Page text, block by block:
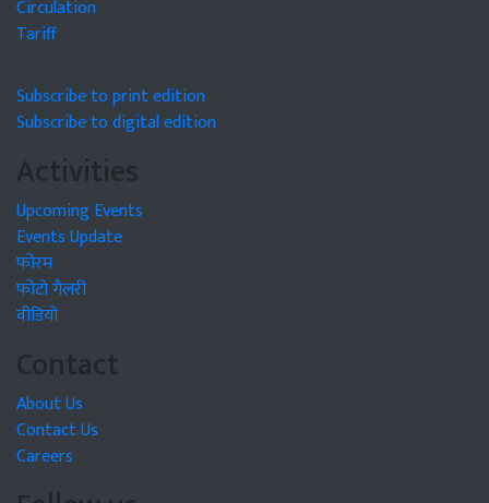
Circulation
Tariff
Subscribe to print edition
Subscribe to digital edition
Activities
Upcoming Events
Events Update
फोरम
फोटो गैलरी
वीडियो
Contact
About Us
Contact Us
Careers